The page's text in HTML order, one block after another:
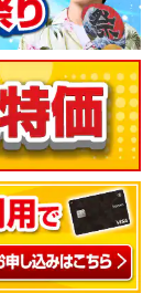
今年の夏は、活
京都府40代K.K様）
した
能と見張り機能が